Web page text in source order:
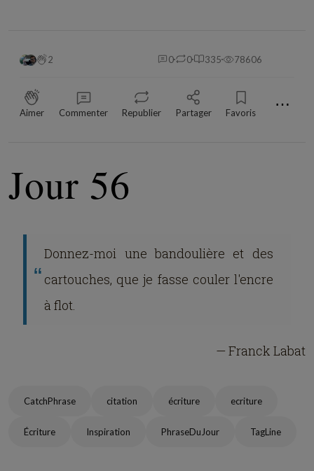
2 0 0 335 78606
Aimer Commenter Republier Partager Favoris ⋯
Jour 56
Donnez-moi une bandoulière et des
cartouches, que je fasse couler l'encre
à flot.
— Franck Labat
CatchPhrase citation écriture ecriture
Écriture Inspiration PhraseDuJour TagLine